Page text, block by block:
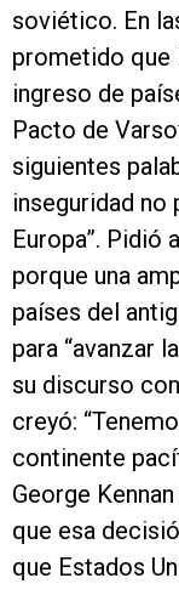
soviético. En
prometido que
ingreso de
Pacto de
siguientes
inseguridad no
Europa”. Pidió
porque una
países del
para “avanzar
su discurso
creyó:
continente
George
que esa
que Estados